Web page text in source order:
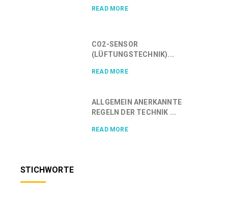
READ MORE
CO2-SENSOR
(LÜFTUNGSTECHNIK)...
READ MORE
ALLGEMEIN ANERKANNTE
REGELN DER TECHNIK ...
READ MORE
STICHWORTE